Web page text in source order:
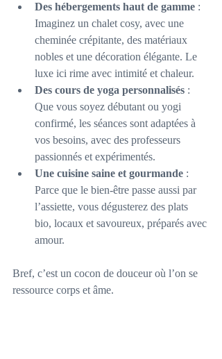
Des hébergements haut de gamme :
Imaginez un chalet cosy, avec une
cheminée crépitante, des matériaux
nobles et une décoration élégante. Le
luxe ici rime avec intimité et chaleur.
Des cours de yoga personnalisés :
Que vous soyez débutant ou yogi
confirmé, les séances sont adaptées à
vos besoins, avec des professeurs
passionnés et expérimentés.
Une cuisine saine et gourmande :
Parce que le bien-être passe aussi par
l’assiette, vous dégusterez des plats
bio, locaux et savoureux, préparés avec
amour.
Bref, c’est un cocon de douceur où l’on se
ressource corps et âme.